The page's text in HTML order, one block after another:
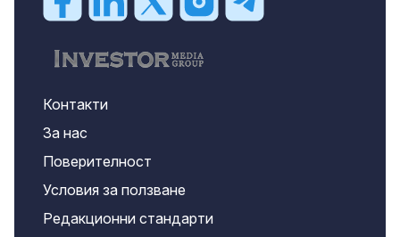
Контакти
За нас
Поверителност
Условия за ползване
Редакционни стандарти